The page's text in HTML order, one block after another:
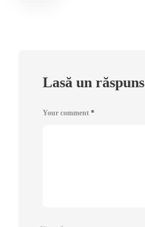
Lasă un răspuns
Your comment *